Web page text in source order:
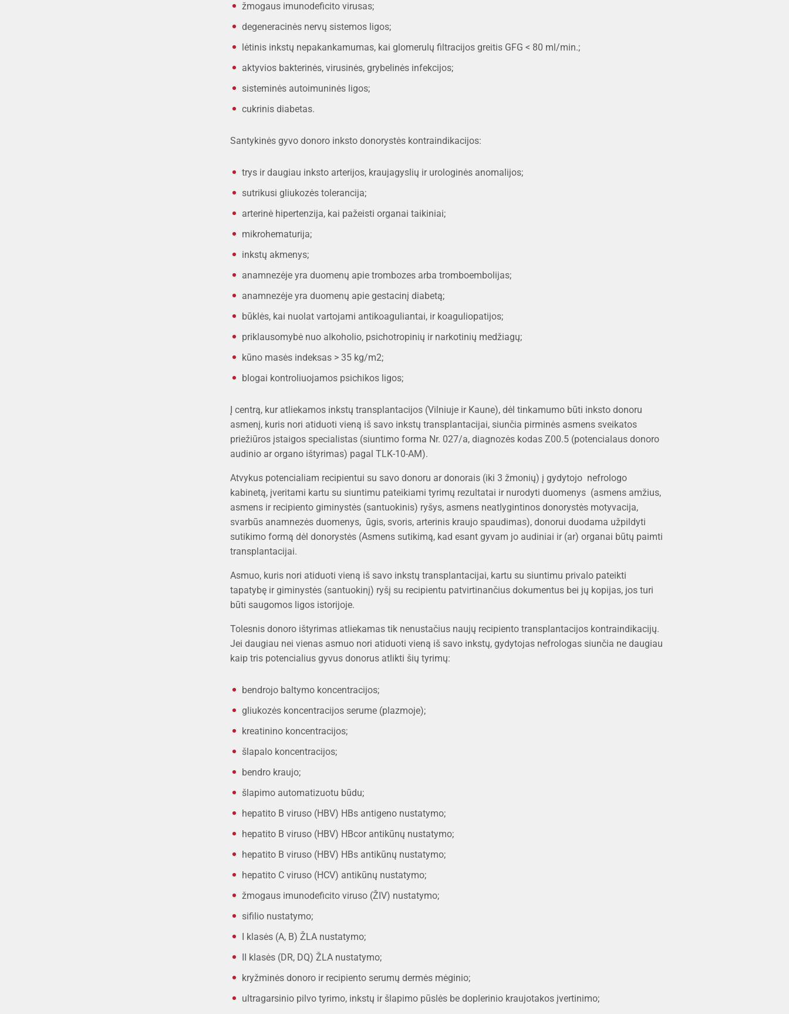
žmogaus imunodeficito virusas;
degeneracinės nervų sistemos ligos;
lėtinis inkstų nepakankamumas, kai glomerulų filtracijos greitis GFG < 80 ml/min.;
aktyvios bakterinės, virusinės, grybelinės infekcijos;
sisteminės autoimuninės ligos;
cukrinis diabetas.
Santykinės gyvo donoro inksto donorystės kontraindikacijos:
trys ir daugiau inksto arterijos, kraujagyslių ir urologinės anomalijos;
sutrikusi gliukozės tolerancija;
arterinė hipertenzija, kai pažeisti organai taikiniai;
mikrohematurija;
inkstų akmenys;
anamnezėje yra duomenų apie trombozes arba tromboembolijas;
anamnezėje yra duomenų apie gestacinį diabetą;
būklės, kai nuolat vartojami antikoaguliantai, ir koaguliopatijos;
priklausomybė nuo alkoholio, psichotropinių ir narkotinių medžiagų;
kūno masės indeksas > 35 kg/m2;
blogai kontroliuojamos psichikos ligos;
Į centrą, kur atliekamos inkstų transplantacijos (Vilniuje ir Kaune), dėl tinkamumo būti inksto donoru
asmenį, kuris nori atiduoti vieną iš savo inkstų transplantacijai, siunčia pirminės asmens sveikatos
priežiūros įstaigos specialistas (siuntimo forma Nr. 027/a, diagnozės kodas Z00.5 (potencialaus donoro
audinio ar organo ištyrimas) pagal TLK-10-AM).
Atvykus potencialiam recipientui su savo donoru ar donorais (iki 3 žmonių) į gydytojo nefrologo
kabinetą, įveritami kartu su siuntimu pateikiami tyrimų rezultatai ir nurodyti duomenys (asmens amžius,
asmens ir recipiento giminystės (santuokinis) ryšys, asmens neatlygintinos donorystės motyvacija,
svarbūs anamnezės duomenys, ūgis, svoris, arterinis kraujo spaudimas), donorui duodama užpildyti
sutikimo formą dėl donorystės (Asmens sutikimą, kad esant gyvam jo audiniai ir (ar) organai būtų paimti
transplantacijai.
Asmuo, kuris nori atiduoti vieną iš savo inkstų transplantacijai, kartu su siuntimu privalo pateikti
tapatybę ir giminystės (santuokinį) ryšį su recipientu patvirtinančius dokumentus bei jų kopijas, jos turi
būti saugomos ligos istorijoje.
Tolesnis donoro ištyrimas atliekamas tik nenustačius naujų recipiento transplantacijos kontraindikacijų.
Jei daugiau nei vienas asmuo nori atiduoti vieną iš savo inkstų, gydytojas nefrologas siunčia ne daugiau
kaip tris potencialius gyvus donorus atlikti šių tyrimų:
bendrojo baltymo koncentracijos;
gliukozės koncentracijos serume (plazmoje);
kreatinino koncentracijos;
šlapalo koncentracijos;
bendro kraujo;
šlapimo automatizuotu būdu;
hepatito B viruso (HBV) HBs antigeno nustatymo;
hepatito B viruso (HBV) HBcor antikūnų nustatymo;
hepatito B viruso (HBV) HBs antikūnų nustatymo;
hepatito C viruso (HCV) antikūnų nustatymo;
žmogaus imunodeficito viruso (ŽIV) nustatymo;
sifilio nustatymo;
I klasės (A, B) ŽLA nustatymo;
II klasės (DR, DQ) ŽLA nustatymo;
kryžminės donoro ir recipiento serumų dermės mėginio;
ultragarsinio pilvo tyrimo, inkstų ir šlapimo pūslės be doplerinio kraujotakos įvertinimo;